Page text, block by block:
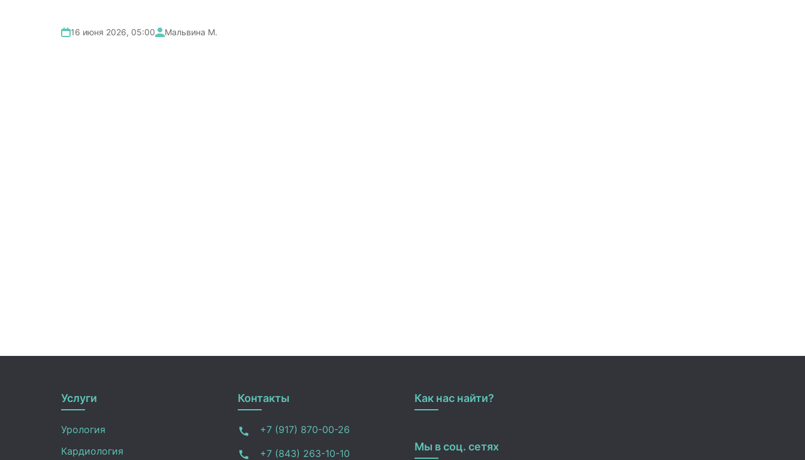
16 июня 2026, 05:00 Мальвина М.
Услуги
Урология
Кардиология
Контакты
+7 (917) 870-00-26
+7 (843) 263-10-10
Как нас найти?
Мы в соц. сетях